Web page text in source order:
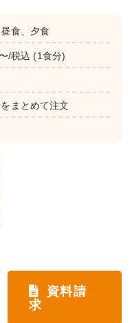
食、夕食
/税込 (1食分)
まとめて注文
資料請
求